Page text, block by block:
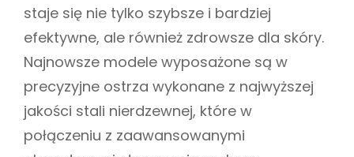
staje się nie tylko szybsze i bardziej
efektywne, ale również zdrowsze dla skóry.
Najnowsze modele wyposażone są w
precyzyjne ostrza wykonane z najwyższej
jakości stali nierdzewnej, które w
połączeniu z zaawansowanymi